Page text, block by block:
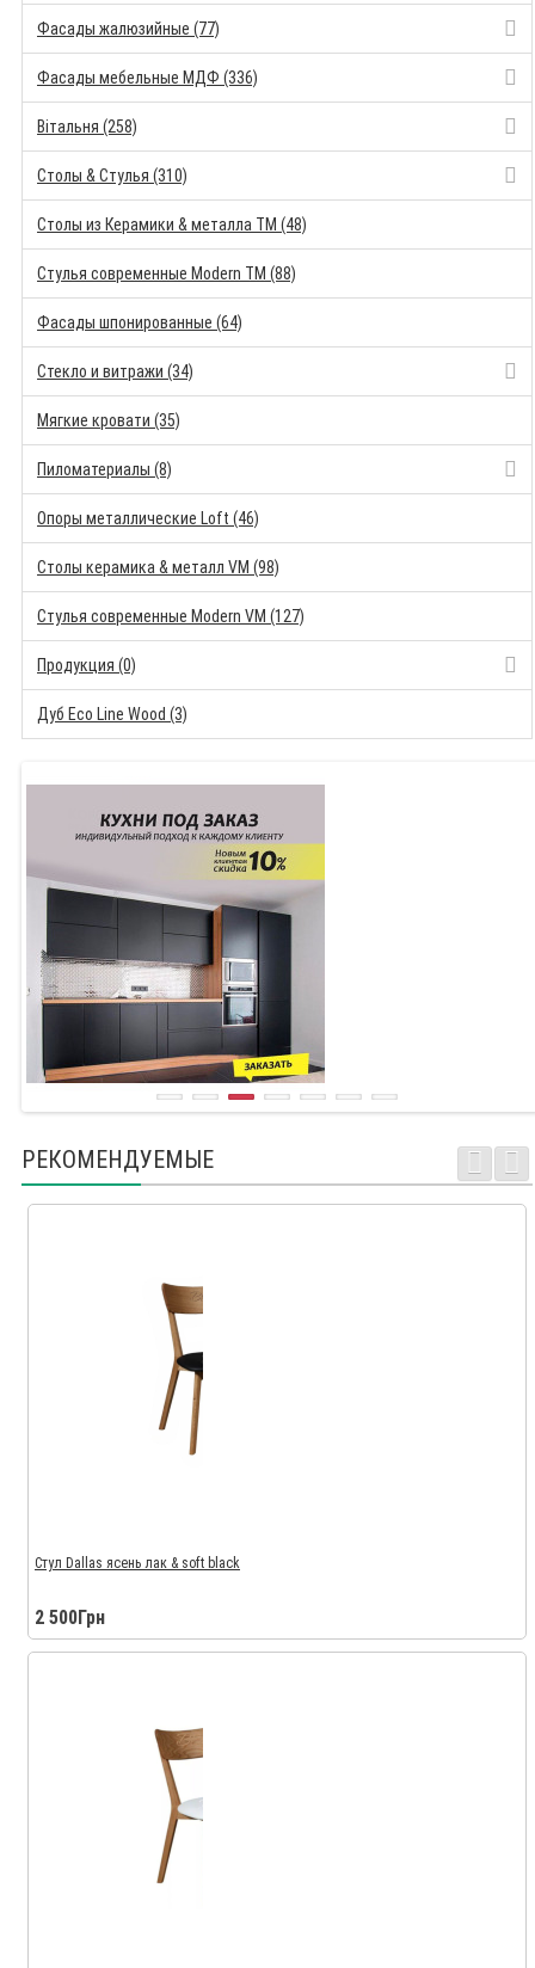
Фасады жалюзийные (77)
Фасады мебельные МДФ (336)
Вітальня (258)
Столы & Стулья (310)
Столы из Керамики & металла TM (48)
Стулья современные Modern TM (88)
Фасады шпонированные (64)
Стекло и витражи (34)
Мягкие кровати (35)
Пиломатериалы (8)
Опоры металлические Loft (46)
Столы керамика & металл VM (98)
Стулья современные Modern VM (127)
Продукция (0)
Дуб Eco Line Wood (3)
РЕКОМЕНДУЕМЫЕ
Стул Dallas ясень лак & soft black
2 500Грн